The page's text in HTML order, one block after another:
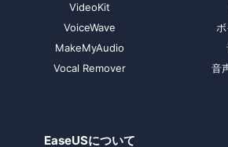
VideoKit
VoiceWave
MakeMyAudio
Vocal Remover
音
EaseUSについて